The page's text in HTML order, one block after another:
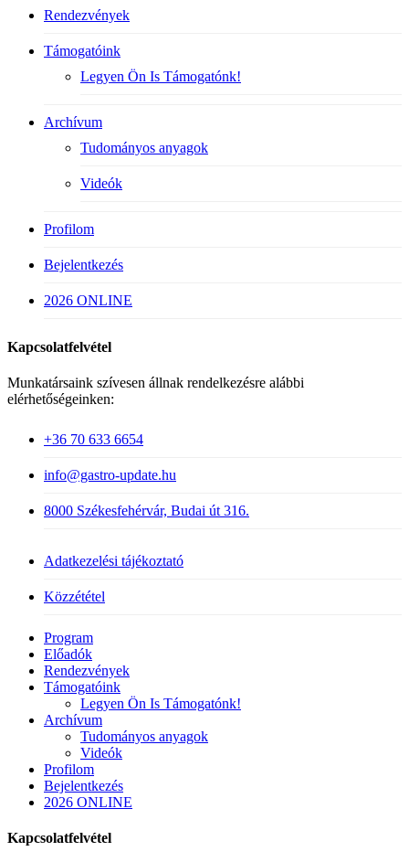
Rendezvények
Támogatóink
Legyen Ön Is Támogatónk!
Archívum
Tudományos anyagok
Videók
Profilom
Bejelentkezés
2026 ONLINE
Kapcsolatfelvétel
Munkatársaink szívesen állnak rendelkezésre alábbi
elérhetőségeinken:
+36 70 633 6654
info@gastro-update.hu
8000 Székesfehérvár, Budai út 316.
Adatkezelési tájékoztató
Közzététel
Close
Menu
Program
Előadók
Rendezvények
Támogatóink
Legyen Ön Is Támogatónk!
Archívum
Tudományos anyagok
Videók
Profilom
Bejelentkezés
2026 ONLINE
Kapcsolatfelvétel